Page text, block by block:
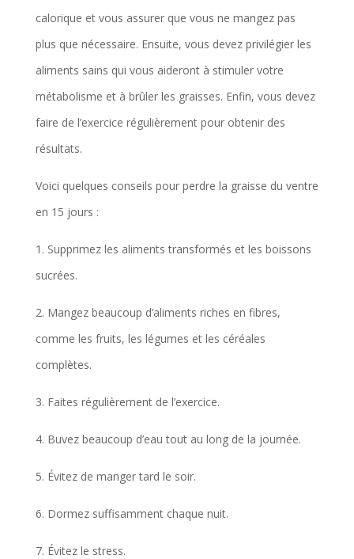
calorique et vous assurer que vous ne mangez pas
plus que nécessaire. Ensuite, vous devez privilégier les
aliments sains qui vous aideront à stimuler votre
métabolisme et à brûler les graisses. Enfin, vous devez
faire de l’exercice régulièrement pour obtenir des
résultats.
Voici quelques conseils pour perdre la graisse du ventre
en 15 jours :
1. Supprimez les aliments transformés et les boissons
sucrées.
2. Mangez beaucoup d’aliments riches en fibres,
comme les fruits, les légumes et les céréales
complètes.
3. Faites régulièrement de l’exercice.
4. Buvez beaucoup d’eau tout au long de la journée.
5. Évitez de manger tard le soir.
6. Dormez suffisamment chaque nuit.
7. Évitez le stress.